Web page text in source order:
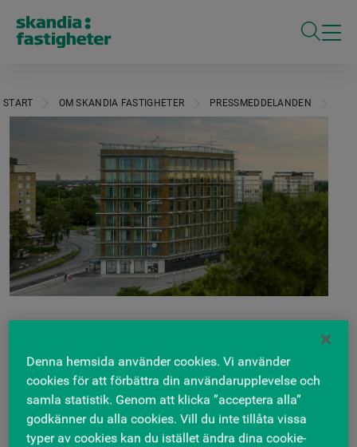
START OM SKANDIA FASTIGHETER PRESSMEDDELANDEN
nytt huvudkontor i
Skandia Fastigheters
Danderyds Centrum
Denna hemsida använder cookies. Vi använder
cookies för att förbättra din användarupplevelse och
samla statistik. Genom att klicka ”acceptera alla”
godkänner du alla cookies. Vill du inte tillåta vissa
typer av cookies kan du istället ändra dina cookie-